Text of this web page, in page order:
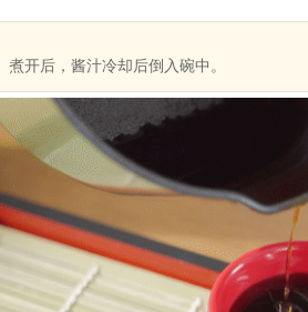
煮开后，酱汁冷却后倒入碗中。